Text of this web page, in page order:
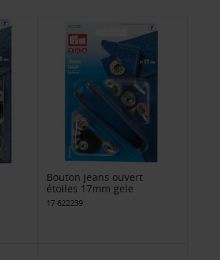
Bouton jeans ouvert
étoiles 17mm gele
17 622239